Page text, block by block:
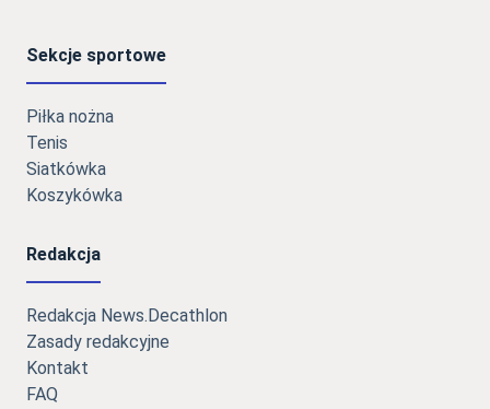
Sekcje sportowe
Piłka nożna
Tenis
Siatkówka
Koszykówka
Redakcja
Redakcja News.Decathlon
Zasady redakcyjne
Kontakt
FAQ